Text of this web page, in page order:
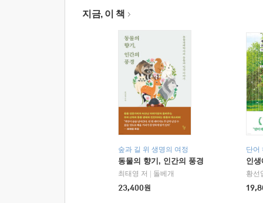
지금, 이 책
숲과 길 위 생명의 여정
동물의 향기, 인간의 풍경
최태영 저
돌베개
23,400원
단어
인
황선